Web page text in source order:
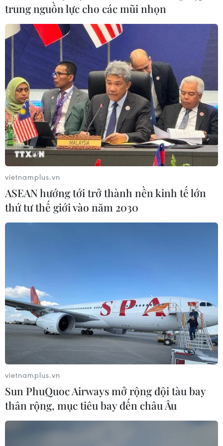
Nepal đối mặt với khó khăn kinh tế chồng
chất sau trận động đất
Chính phủ Nepal vừa đưa ra một bức tranh kinh tế u
ám và cho rằng gần như tất cả các lĩnh vực kinh tế chủ
chốt đều bị ảnh hưởng bởi trận động đất vừa qua.
trung nguồn lực cho các mũi nhọn
vietnamplus.vn
ASEAN hướng tới trở thành nền kinh tế lớn
thứ tư thế giới vào năm 2030
vietnamplus.vn
Sun PhuQuoc Airways mở rộng đội tàu bay
thân rộng, mục tiêu bay đến châu Âu